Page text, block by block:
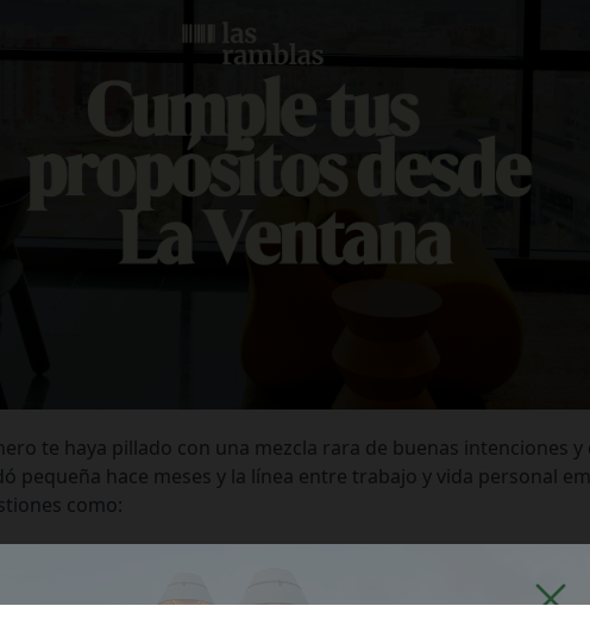
te haya pillado con una mezcla rara de buenas intenciones
pequeña hace meses y la línea entre trabajo y vida personal
como:
nadie va a cuidar tu rutina mejor que tú mismo. Pero la
y una sensación de estar “siempre conectado”. En La